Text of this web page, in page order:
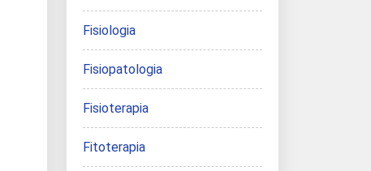
Fisiologia
Fisiopatologia
Fisioterapia
Fitoterapia